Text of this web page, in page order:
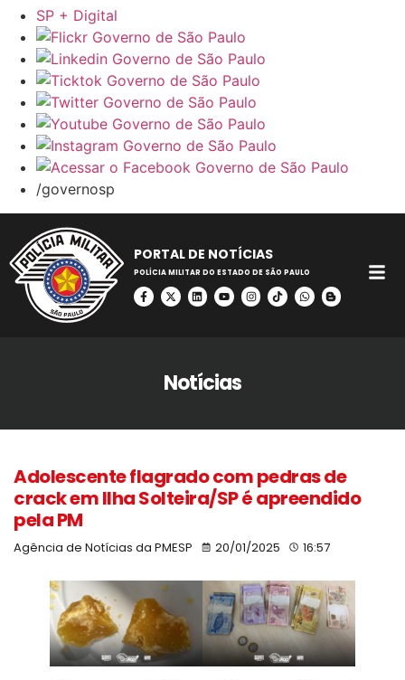
SP + Digital
/governosp
PORTAL DE NOTÍCIAS
POLÍCIA MILITAR DO ESTADO DE SÃO PAULO
Notícias
Adolescente flagrado com pedras de
crack em Ilha Solteira/SP é apreendido
pela PM
Agência de Notícias da PMESP 20/01/2025 16:57